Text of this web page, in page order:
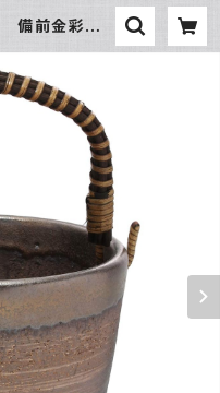
備前金彩 |